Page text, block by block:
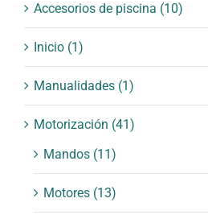
Accesorios de piscina (10)
Inicio (1)
Manualidades (1)
Motorización (41)
Mandos (11)
Motores (13)